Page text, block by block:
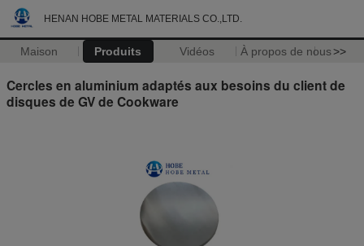
HENAN HOBE METAL MATERIALS CO.,LTD.
Maison Produits Vidéos À propos de nous>>
Cercles en aluminium adaptés aux besoins du client de
disques de GV de Cookware